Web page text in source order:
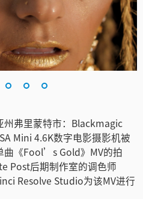
州弗里蒙特市：Blackmagic
Mini 4.6K数字电影摄影机被
曲《Fool’s Gold》MV的拍
Post后期制作室的调色师
Resolve Studio为该MV进行